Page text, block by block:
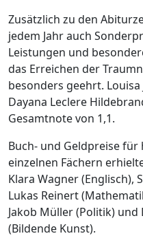
Zusätzlich zu den
jedem Jahr auch
Leistungen und
das Erreichen der
besonders geehrt.
Dayana Leclere
Gesamtnote von 1,1.
Buch- und Geldpreise
einzelnen Fächern
Klara Wagner (Englisch),
Lukas Reinert
Jakob Müller (Politik)
(Bildende Kunst).